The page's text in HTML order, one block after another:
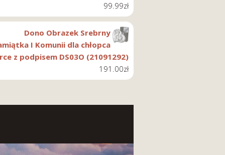
99.99zł
Dono Obrazek Srebrny
I Komunii dla chłopca
z podpisem DS03O (21091292)
191.00zł